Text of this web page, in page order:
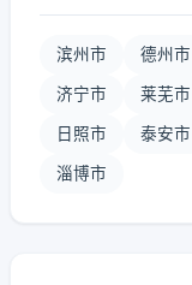
滨州市 德州市
济宁市 莱芜市
日照市 泰安市
淄博市